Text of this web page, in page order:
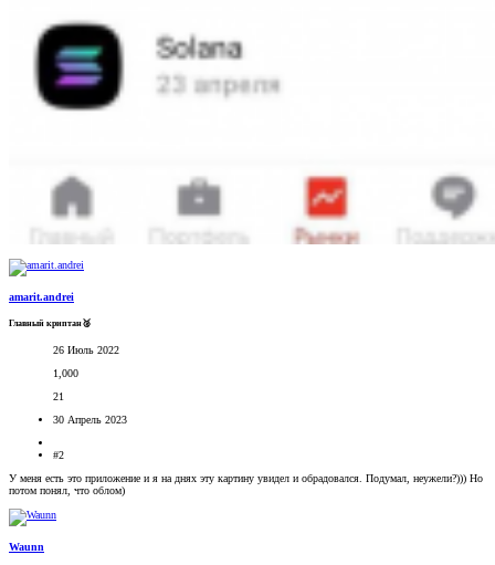
amarit.andrei
Главный криптан🥈
26 Июль 2022
1,000
21
30 Апрель 2023
#2
У меня есть это приложение и я на днях эту картину увидел и обрадовался. Подумал, неужели?))) Но
потом понял, что облом)
Waunn